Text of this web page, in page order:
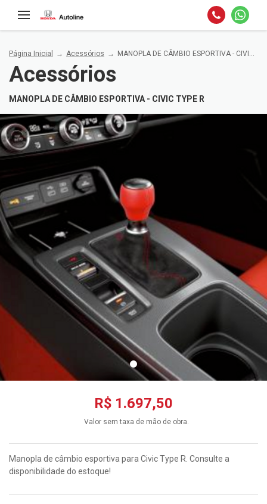
Página Inicial Acessórios MANOPLA DE CÂMBIO ESPORTIVA - CIVIC TYPE R
Acessórios
MANOPLA DE CÂMBIO ESPORTIVA - CIVIC TYPE R
R$ 1.697,50
Valor sem taxa de mão de obra.
Manopla de câmbio esportiva para Civic Type R. Consulte a
disponibilidade do estoque!